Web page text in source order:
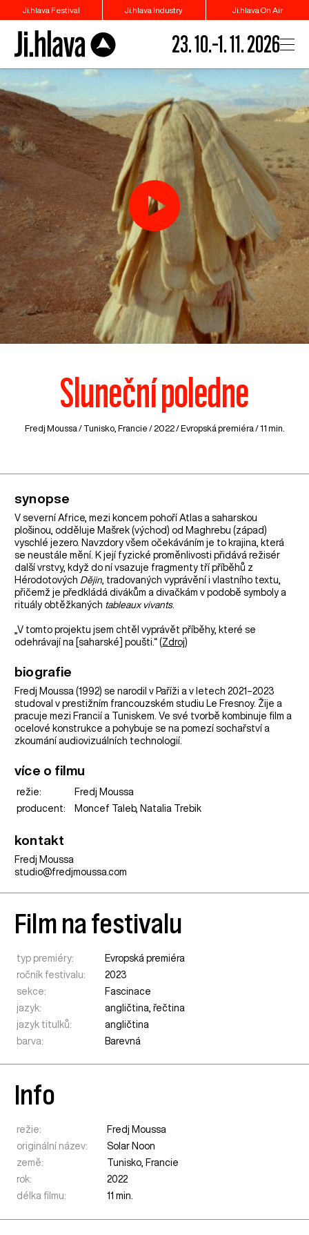
Ji.hlava Festival Ji.hlava Industry Ji.hlava On Air
23. 10.–1. 11. 2026
Sluneční poledne
Fredj Moussa / Tunisko, Francie / 2022 / Evropská premiéra / 11 min.
synopse
V severní Africe, mezi koncem pohoří Atlas a saharskou
plošinou, odděluje Mašrek (východ) od Maghrebu (západ)
vyschlé jezero. Navzdory všem očekáváním je to krajina, která
se neustále mění. K její fyzické proměnlivosti přidává režisér
další vrstvy, když do ní vsazuje fragmenty tří příběhů z
Hérodotových Dějin , tradovaných vyprávění i vlastního textu,
přičemž je předkládá divákům a divačkám v podobě symboly a
rituály obtěžkaných tableaux vivants.
„V tomto projektu jsem chtěl vyprávět příběhy, které se
odehrávají na [saharské] poušti.“ (Zdroj)
biografie
Fredj Moussa (1992) se narodil v Paříži a v letech 2021–2023
studoval v prestižním francouzském studiu Le Fresnoy. Žije a
pracuje mezi Francií a Tuniskem. Ve své tvorbě kombinuje film a
ocelové konstrukce a pohybuje se na pomezí sochařství a
zkoumání audiovizuálních technologií.
více o filmu
režie:
Fredj Moussa
producent:
Moncef Taleb, Natalia Trebik
kontakt
Fredj Moussa
studio@fredjmoussa.com
Film na festivalu
typ premiéry:
Evropská premiéra
ročník festivalu:
2023
sekce:
Fascinace
jazyk:
angličtina, řečtina
jazyk titulků:
angličtina
barva:
Barevná
Info
režie:
Fredj Moussa
originální název:
Solar Noon
země:
Tunisko, Francie
rok:
2022
délka filmu:
11 min.